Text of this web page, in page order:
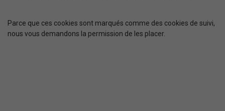
Parce que ces cookies sont marqués comme des cookies de suivi,
nous vous demandons la permission de les placer.